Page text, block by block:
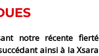
notre récente fierté
ainsi à la Xsara